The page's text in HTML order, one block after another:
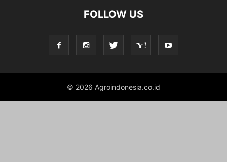
FOLLOW US
© 2026 Agroindonesia.co.id